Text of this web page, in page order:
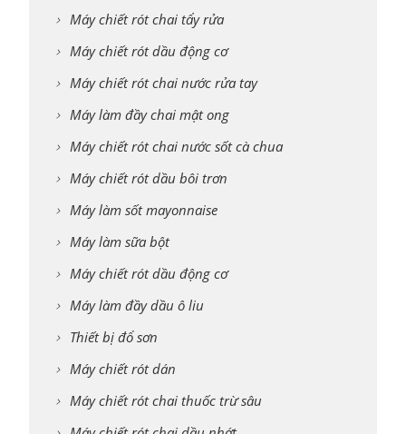
Máy chiết rót chai tẩy rửa
Máy chiết rót dầu động cơ
Máy chiết rót chai nước rửa tay
Máy làm đầy chai mật ong
Máy chiết rót chai nước sốt cà chua
Máy chiết rót dầu bôi trơn
Máy làm sốt mayonnaise
Máy làm sữa bột
Máy chiết rót dầu động cơ
Máy làm đầy dầu ô liu
Thiết bị đổ sơn
Máy chiết rót dán
Máy chiết rót chai thuốc trừ sâu